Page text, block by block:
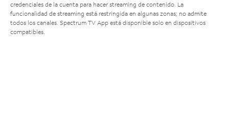
credenciales de la cuenta para hacer streaming de contenido. La
funcionalidad de streaming está restringida en algunas zonas; no admite
todos los canales. Spectrum TV App está disponible solo en dispositivos
compatibles.